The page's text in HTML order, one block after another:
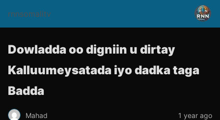
rnnsomalitv
Dowladda oo digniin u dirtay
Kalluumeysatada iyo dadka taga
Badda
Mahad 1 year ago